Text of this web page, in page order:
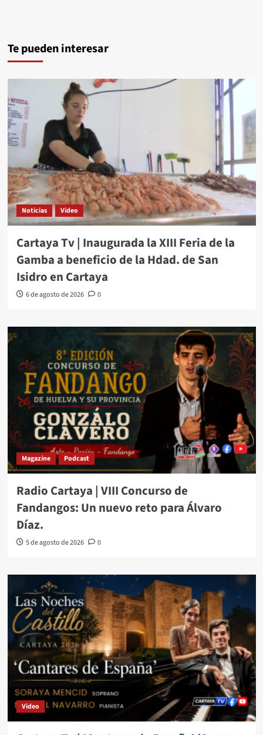
Te pueden interesar
Noticias Video
Cartaya Tv | Inaugurada la XIII Feria de la
Gamba a beneficio de la Hdad. de San
Isidro en Cartaya
6 de agosto de 2026 0
Magazine Podcast
Radio Cartaya | VIII Concurso de
Fandangos: Un nuevo reto para Álvaro
Díaz.
5 de agosto de 2026 0
Video